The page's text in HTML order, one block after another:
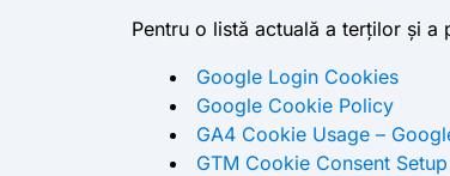
Pentru o listă actuală a terților și
Google Login Cookies
Google Cookie Policy
GA4 Cookie Usage –
GTM Cookie Consent